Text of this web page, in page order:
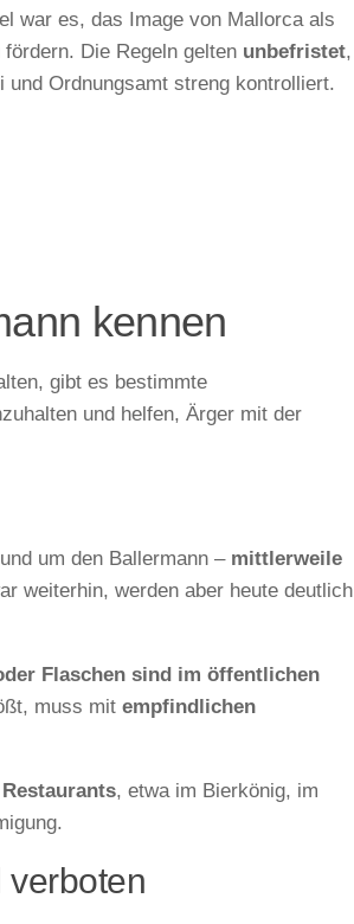
war es, das Image von Mallorca als
fördern. Die Regeln gelten unbefristet,
Ordnungsamt streng kontrolliert.
kennen
gibt es bestimmte
und helfen, Ärger mit der
um den Ballermann – mittlerweile
weiterhin, werden aber heute deutlich
Flaschen sind im öffentlichen
muss mit empfindlichen
, etwa im Bierkönig, im
verboten